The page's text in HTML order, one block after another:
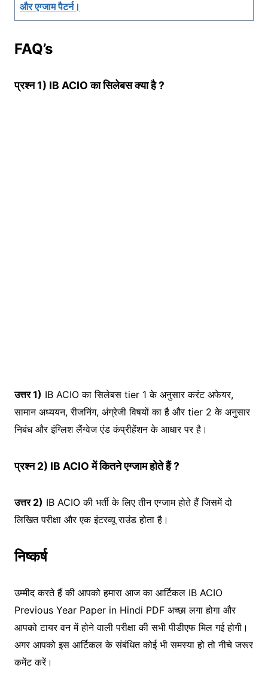
और एग्जाम पैटर्न।
FAQ’s
प्रश्न 1) IB ACIO का सिलेबस क्या है ?
उत्तर 1) IB ACIO का सिलेबस tier 1 के अनुसार करंट अफेयर,
सामान अध्ययन, रीजनिंग, अंग्रेजी विषयों का है और tier 2 के अनुसार
निबंध और इंग्लिश लैंग्वेज एंड कंप्रीहेंशन के आधार पर है।
प्रश्न 2) IB ACIO में कितने एग्जाम होते हैं ?
उत्तर 2) IB ACIO की भर्ती के लिए तीन एग्जाम होते हैं जिसमें दो
लिखित परीक्षा और एक इंटरव्यू राउंड होता है।
निष्कर्ष
उम्मीद करते हैं की आपको हमारा आज का आर्टिकल IB ACIO
Previous Year Paper in Hindi PDF अच्छा लगा होगा और
आपको टायर वन में होने वाली परीक्षा की सभी पीडीएफ मिल गई होगी।
अगर आपको इस आर्टिकल के संबंधित कोई भी समस्या हो तो नीचे जरूर
कमेंट करें।